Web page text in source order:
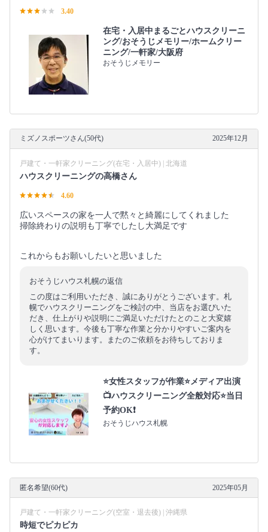
3.40
在宅・入居中まるごとハウスクリーニ
ング/おそうじメモリー/ホームクリー
ニング/一軒家/大阪府
おそうじメモリー
ミズノスポーツさん(50代) 2025年12月
戸建て・一軒家クリーニング(在宅・入居中) | 北海道
ハウスクリーニングの高橋さん
4.60
広いスペースの家を一人で黙々と綺麗にしてくれました
掃除終わりの説明も丁寧でしたし大満足です
これからもお願いしたいと思いました
おそうじハウス札幌の返信
この度はご利用いただき、誠にありがとうございます。札
幌でハウスクリーニングをご検討の中、当店をお選びいた
だき、仕上がりや説明にご満足いただけたとのこと大変嬉
しく思います。今後も丁寧な作業と分かりやすいご案内を
心がけてまいります。またのご依頼をお待ちしておりま
す。
⭐️女性スタッフが作業⭐️メディア出演
📺ハウスクリーニング全般対応⭐️当日
予約OK❗️
おそうじハウス札幌
匿名希望(60代) 2025年05月
戸建て・一軒家クリーニング(空室・退去後) | 沖縄県
時短でピカピカ